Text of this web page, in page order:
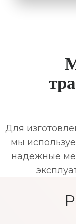
Для
мы
надежные